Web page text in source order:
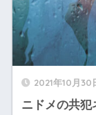
2021年10月30
ニドメの共